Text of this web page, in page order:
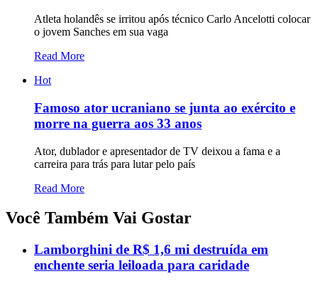
Atleta holandês se irritou após técnico Carlo Ancelotti colocar
o jovem Sanches em sua vaga
Read More
Hot
Famoso ator ucraniano se junta ao exército e
morre na guerra aos 33 anos
Ator, dublador e apresentador de TV deixou a fama e a
carreira para trás para lutar pelo país
Read More
Você Também Vai Gostar
Lamborghini de R$ 1,6 mi destruída em
enchente seria leiloada para caridade